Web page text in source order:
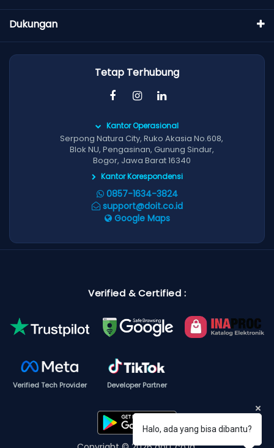
Halo, ada yang bisa dibantu?
Dukungan
Tetap Terhubung
Kantor Operasional
Serpong Natura City, Ruko Akasia No.608,
Blok NU, Pengasinan, Gunung Sindur,
Bogor, Jawa Barat 16340
Kantor Korespondensi
0857-1634-3824
support@doit.co.id
Google Maps
Verified & Certified :
Verified Tech Provider Developer Partner